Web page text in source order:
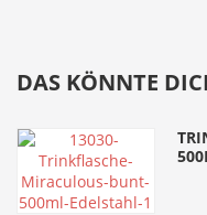
DAS KÖNNTE